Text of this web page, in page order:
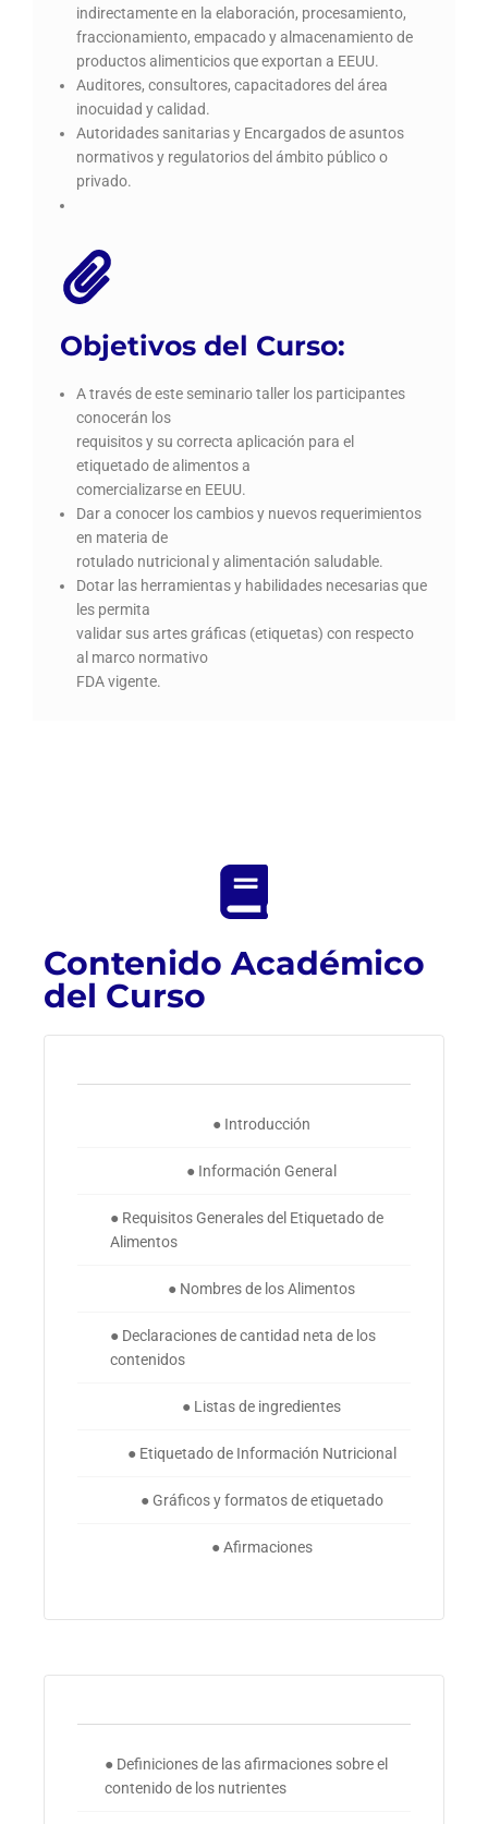
indirectamente en la elaboración, procesamiento,
fraccionamiento, empacado y almacenamiento de
productos alimenticios que exportan a EEUU.
Auditores, consultores, capacitadores del área
inocuidad y calidad.
Autoridades sanitarias y Encargados de asuntos
normativos y regulatorios del ámbito público o
privado.
Objetivos del Curso:
A través de este seminario taller los participantes
conocerán los
requisitos y su correcta aplicación para el
etiquetado de alimentos a
comercializarse en EEUU.
Dar a conocer los cambios y nuevos requerimientos
en materia de
rotulado nutricional y alimentación saludable.
Dotar las herramientas y habilidades necesarias que
les permita
validar sus artes gráficas (etiquetas) con respecto
al marco normativo
FDA vigente.
Contenido Académico
del Curso
● Introducción
● Información General
● Requisitos Generales del Etiquetado de
Alimentos
● Nombres de los Alimentos
● Declaraciones de cantidad neta de los
contenidos
● Listas de ingredientes
● Etiquetado de Información Nutricional
● Gráficos y formatos de etiquetado
● Afirmaciones
● Definiciones de las afirmaciones sobre el
contenido de los nutrientes